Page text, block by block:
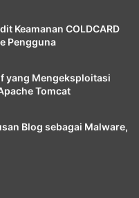
Keamanan COLDCARD
Pengguna
yang Mengeksploitasi
Tomcat
Blog sebagai Malware,